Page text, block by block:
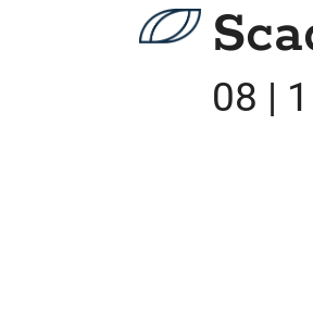
08 |